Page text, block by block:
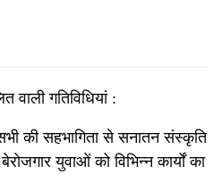
वाली गतिविधियां :
की सहभागिता से सनातन संस्कृति
युवाओं को विभिन्न कार्यों का